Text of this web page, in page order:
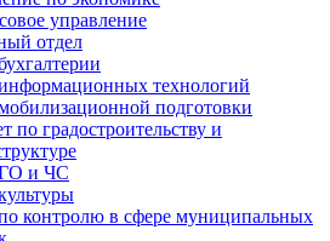
управление
отдел
технологий
подготовки
по градостроительству и
и ЧС
контролю в сфере муниципальных